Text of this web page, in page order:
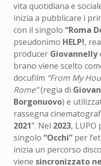
vita quotidiana e
inizia a pubblicare i
con il singolo “Roma
pseudonimo HELP!,
producer Giovannelly
brano viene scelto
docufilm “From My
Rome”(regia di
Borgonuovo) e
rassegna
2021”. Nel 2023, LUPO
singolo “Occhi”per
inizia un percorso
viene sincronizzato